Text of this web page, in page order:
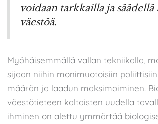
voidaan tarkkailla ja säädellä
väestöä.
Myöhäisemmällä vallan tekniikalla,
sijaan niihin monimuotoisiin
määrän ja laadun maksimoiminen.
väestötieteen kaltaisten uudella
ihminen on alettu ymmärtää